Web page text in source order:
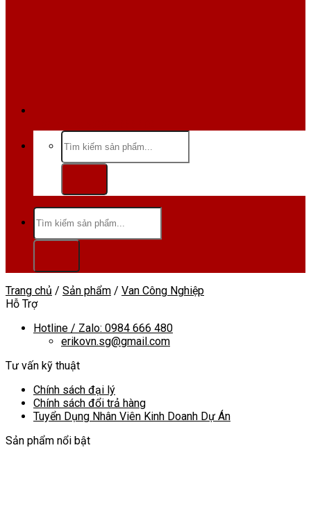
Tìm
kiếm:
Tìm
kiếm:
Trang chủ / Sản phẩm / Van Công Nghiệp
Hỗ Trợ
Hotline / Zalo: 0984 666 480
erikovn.sg@gmail.com
Tư vấn kỹ thuật
Chính sách đại lý
Chính sách đổi trả hàng
Tuyển Dụng Nhân Viên Kinh Doanh Dự Án
Sản phẩm nổi bật